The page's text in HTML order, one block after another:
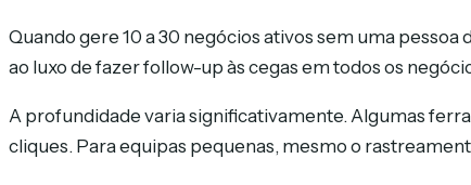
Quando gere 10 a 30 negócios ativos sem uma
ao luxo de fazer follow-up às cegas em todos os
A profundidade varia significativamente. Algumas
cliques. Para equipas pequenas, mesmo o